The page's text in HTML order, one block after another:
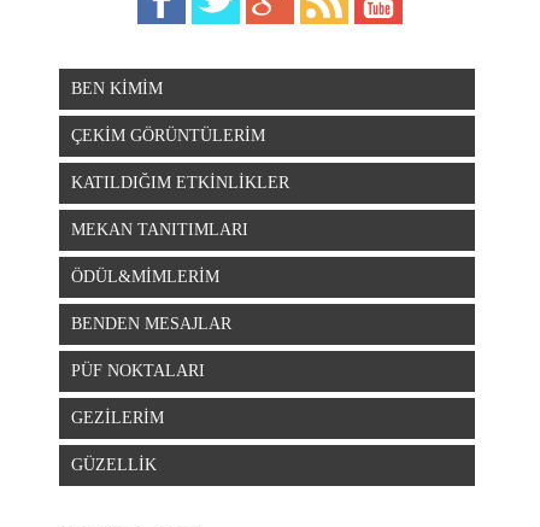
BEN KİMİM
ÇEKİM GÖRÜNTÜLERİM
KATILDIĞIM ETKİNLİKLER
MEKAN TANITIMLARI
ÖDÜL&MİMLERİM
BENDEN MESAJLAR
PÜF NOKTALARI
GEZİLERİM
GÜZELLİK